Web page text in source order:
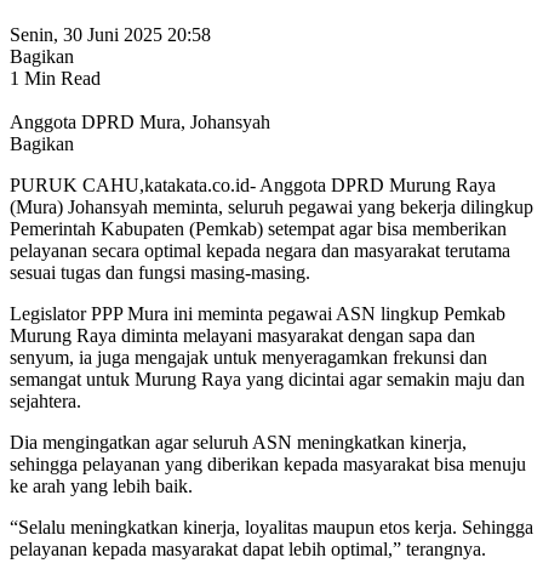
Senin, 30 Juni 2025 20:58
Bagikan
1 Min Read
Anggota DPRD Mura, Johansyah
Bagikan
PURUK CAHU,katakata.co.id- Anggota DPRD Murung Raya
(Mura) Johansyah meminta, seluruh pegawai yang bekerja dilingkup
Pemerintah Kabupaten (Pemkab) setempat agar bisa memberikan
pelayanan secara optimal kepada negara dan masyarakat terutama
sesuai tugas dan fungsi masing-masing.
Legislator PPP Mura ini meminta pegawai ASN lingkup Pemkab
Murung Raya diminta melayani masyarakat dengan sapa dan
senyum, ia juga mengajak untuk menyeragamkan frekunsi dan
semangat untuk Murung Raya yang dicintai agar semakin maju dan
sejahtera.
Dia mengingatkan agar seluruh ASN meningkatkan kinerja,
sehingga pelayanan yang diberikan kepada masyarakat bisa menuju
ke arah yang lebih baik.
“Selalu meningkatkan kinerja, loyalitas maupun etos kerja. Sehingga
pelayanan kepada masyarakat dapat lebih optimal,” terangnya.